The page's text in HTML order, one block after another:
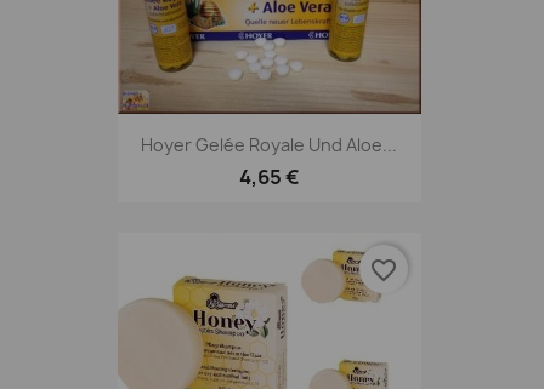
Hoyer Gelée Royale Und Aloe...
4,65 €
favorite_border